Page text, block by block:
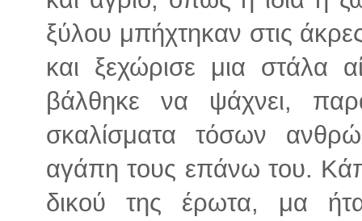
ξύλου μπήχτηκαν στις
και ξεχώρισε μια στάλα
βάλθηκε να ψάχνει,
σκαλίσματα τόσων
αγάπη τους επάνω του.
δικού της έρωτα, μα